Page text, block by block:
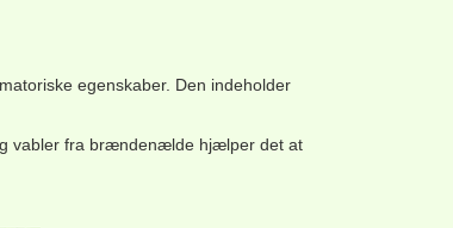
egenskaber. Den indeholder
vabler fra brændenælde hjælper det at